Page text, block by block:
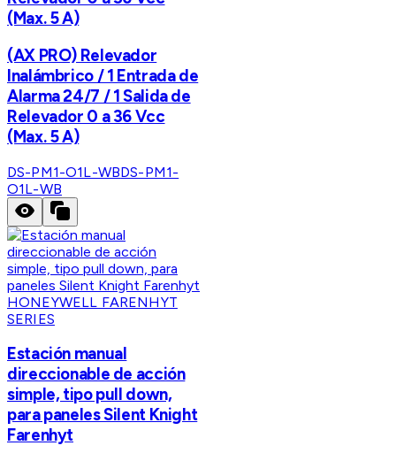
(Max. 5 A)
(AX PRO) Relevador
Inalámbrico / 1 Entrada de
Alarma 24/7 / 1 Salida de
Relevador 0 a 36 Vcc
(Max. 5 A)
DS-PM1-O1L-WBDS-PM1-
O1L-WB
HONEYWELL FARENHYT
SERIES
Estación manual
direccionable de acción
simple, tipo pull down,
para paneles Silent Knight
Farenhyt